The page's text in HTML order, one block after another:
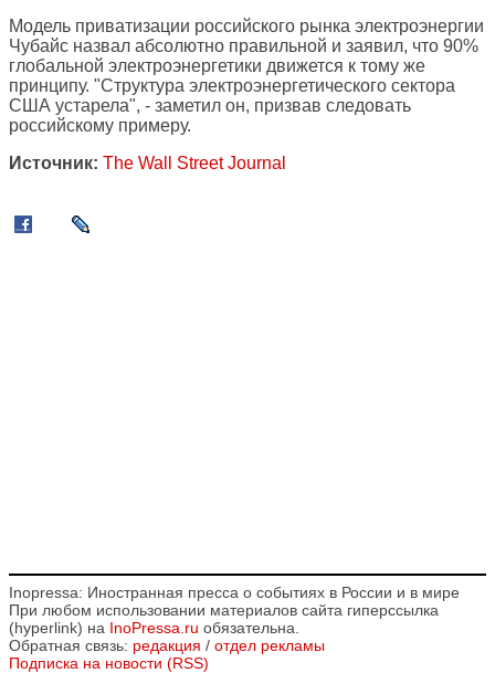
Модель приватизации российского рынка электроэнергии
Чубайс назвал абсолютно правильной и заявил, что 90%
глобальной электроэнергетики движется к тому же
принципу. "Структура электроэнергетического сектора
США устарела", - заметил он, призвав следовать
российскому примеру.
Источник: The Wall Street Journal
Inopressa: Иностранная пресса о событиях в России и в мире
При любом использовании материалов сайта гиперссылка
(hyperlink) на InoPressa.ru обязательна.
Обратная связь: редакция / отдел рекламы
Подписка на новости (RSS)